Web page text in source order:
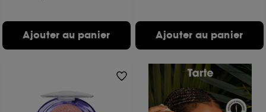
Ajouter au panier Ajouter au panier